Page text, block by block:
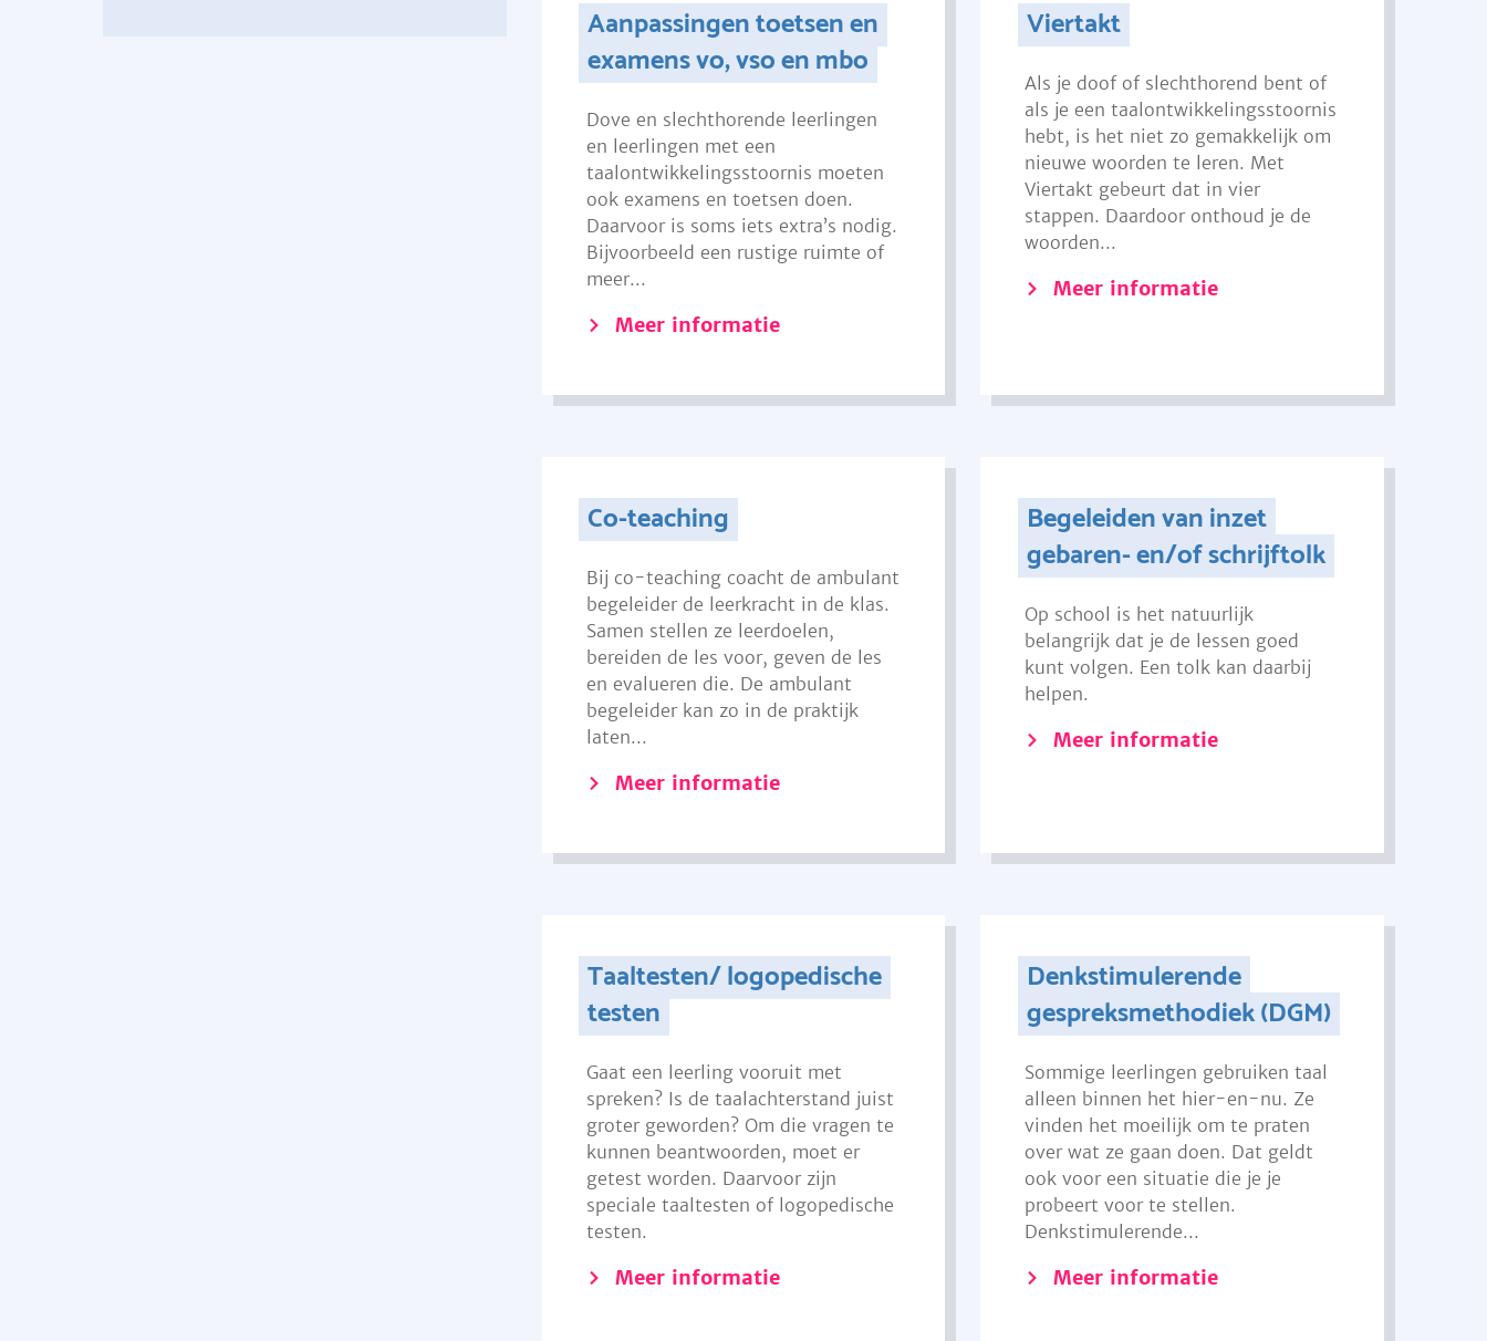
Aanpassingen toetsen en
examens vo, vso en mbo
Dove en slechthorende leerlingen
en leerlingen met een
taalontwikkelingsstoornis moeten
ook examens en toetsen doen.
Daarvoor is soms iets extra’s nodig.
Bijvoorbeeld een rustige ruimte of
meer...
Meer informatie
Viertakt
Als je doof of slechthorend bent of
als je een taalontwikkelingsstoornis
hebt, is het niet zo gemakkelijk om
nieuwe woorden te leren. Met
Viertakt gebeurt dat in vier
stappen. Daardoor onthoud je de
woorden...
Meer informatie
Co-teaching
Bij co-teaching coacht de ambulant
begeleider de leerkracht in de klas.
Samen stellen ze leerdoelen,
bereiden de les voor, geven de les
en evalueren die. De ambulant
begeleider kan zo in de praktijk
laten...
Meer informatie
Begeleiden van inzet
gebaren- en/of schrijftolk
Op school is het natuurlijk
belangrijk dat je de lessen goed
kunt volgen. Een tolk kan daarbij
helpen.
Meer informatie
Taaltesten/ logopedische
testen
Gaat een leerling vooruit met
spreken? Is de taalachterstand juist
groter geworden? Om die vragen te
kunnen beantwoorden, moet er
getest worden. Daarvoor zijn
speciale taaltesten of logopedische
testen.
Meer informatie
Denkstimulerende
gespreksmethodiek (DGM)
Sommige leerlingen gebruiken taal
alleen binnen het hier-en-nu. Ze
vinden het moeilijk om te praten
over wat ze gaan doen. Dat geldt
ook voor een situatie die je je
probeert voor te stellen.
Denkstimulerende...
Meer informatie